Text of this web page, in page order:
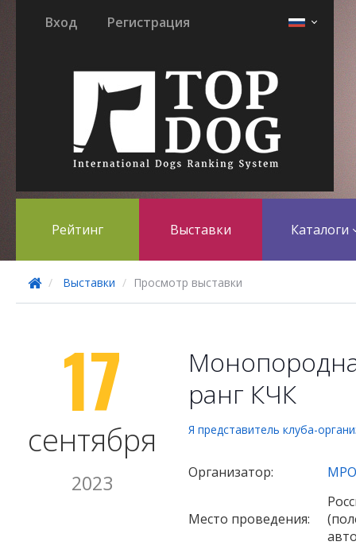
Вход Регистрация
Рейтинг Выставки Каталоги
Выставки Просмотр выставки
17
сентября
2023
ранг КЧК
Я представитель клуба-
Организатор:
Место проведения: